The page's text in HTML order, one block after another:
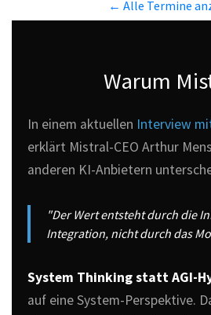
← Alle Termine
Warum
In einem aktuellen Interview
erklärt Mistral-CEO Arthur
anderen KI-Anbietern
"Der Wert entsteht durch die
Integration, nicht durch das
System Thinking statt AGI-
auf eine System-Perspektive.